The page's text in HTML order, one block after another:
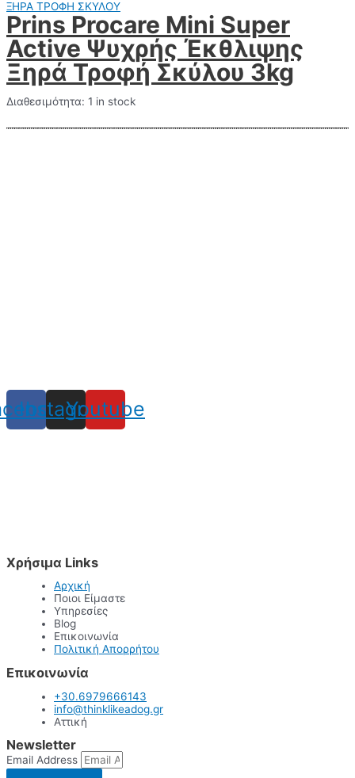
ΞΗΡΑ ΤΡΟΦΗ ΣΚΥΛΟΥ
Prins Procare Mini Super
Active Ψυχρής Έκθλιψης
Ξηρά Τροφή Σκύλου 3kg
Διαθεσιμότητα: 1 in stock
Instagram
Youtube
Χρήσιμα Links
Αρχική
Ποιοι Είμαστε
Υπηρεσίες
Blog
Επικοινωνία
Πολιτική Απορρήτου
Επικοινωνία
+30.6979666143
info@thinklikeadog.gr
Αττική
Newsletter
Email Address